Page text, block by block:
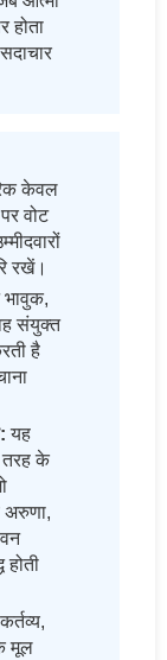
होता
केवल
वोट
रखें।
संयुक्त
है
यह
तरह के
अरुणा,
मूल